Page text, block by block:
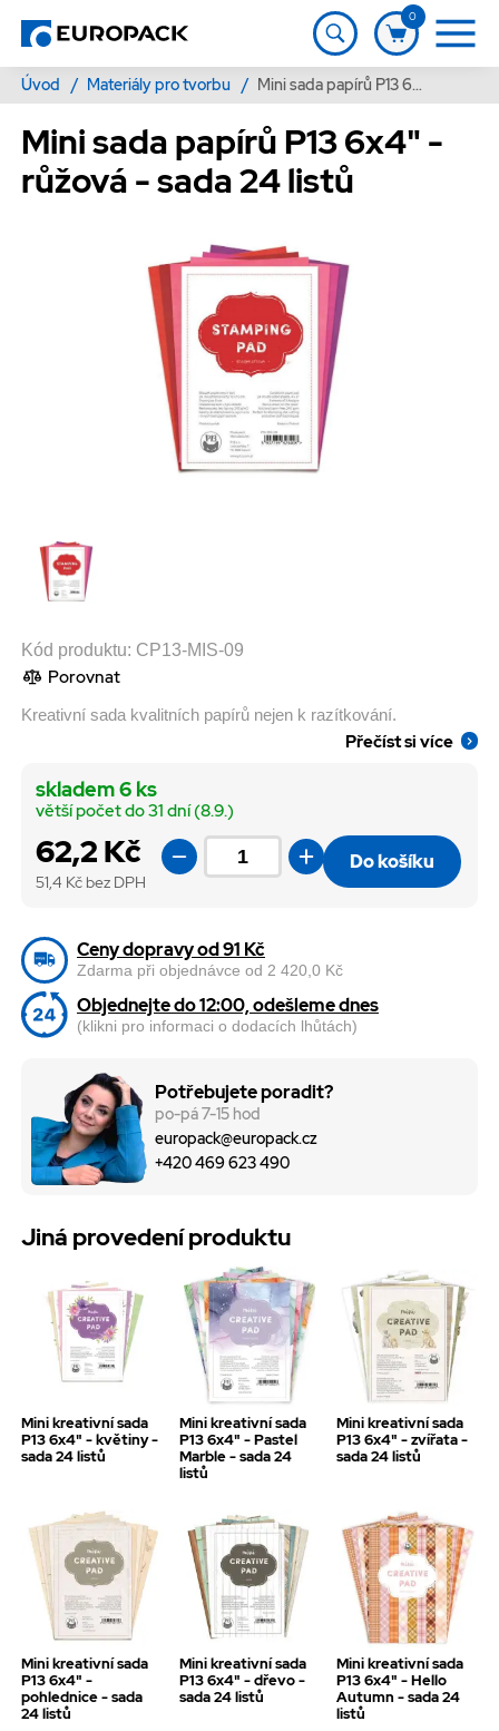
0
Úvod / Materiály pro tvorbu / Mini sada papírů P13 6x4" - růžová - sada 24 listů
Mini sada papírů P13 6x4" -
růžová - sada 24 listů
Kód produktu: CP13-MIS-09
Porovnat
Kreativní sada kvalitních papírů nejen k razítkování.
Přečíst si více
62,2 Kč
51,4 Kč bez DPH
skladem 6 ks
větší počet do 31 dní (8.9.)
Do košíku
Ceny dopravy od 91 Kč
Zdarma při objednávce od 2 420,0 Kč
Objednejte do 12:00, odešleme dnes
(klikni pro informaci o dodacích lhůtách)
Potřebujete poradit?
po-pá 7-15 hod
europack@europack.cz
+420 469 623 490
Jiná provedení produktu
Mini kreativní sada
P13 6x4" - květiny -
sada 24 listů
Mini kreativní sada
P13 6x4" - Pastel
Marble - sada 24
listů
Mini kreativní sada
P13 6x4" - zvířata -
sada 24 listů
Mini kreativní sada
P13 6x4" -
pohlednice - sada
24 listů
Mini kreativní sada
P13 6x4" - dřevo -
sada 24 listů
Mini kreativní sada
P13 6x4" - Hello
Autumn - sada 24
listů